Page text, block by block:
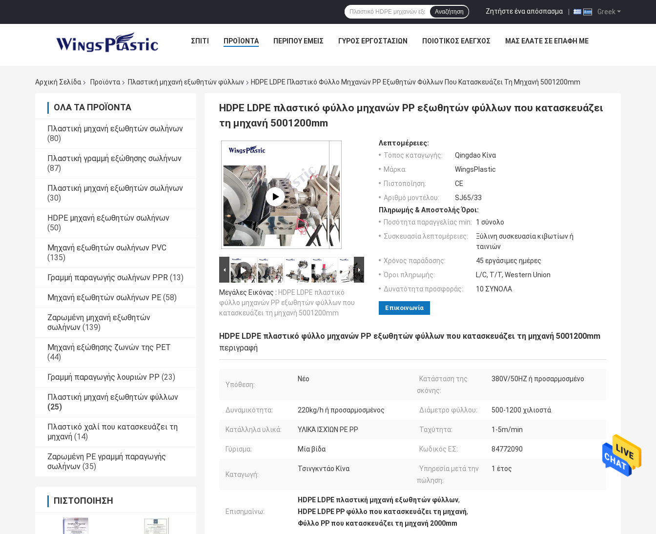
Greek
Ζητήστε ένα απόσπασμα |
Αναζήτηση
ΣΠΊΤΙ ΠΡΟΪΌΝΤΑ ΠΕΡΊΠΟΥ ΕΜΕΊΣ ΓΎΡΟΣ ΕΡΓΟΣΤΑΣΊΩΝ ΠΟΙΟΤΙΚΌΣ ΈΛΕΓΧΟΣ ΜΑΣ ΕΛΆΤΕ ΣΕ ΕΠΑΦΉ ΜΕ
Αρχική Σελίδα Προϊόντα Πλαστική μηχανή εξωθητών φύλλων HDPE LDPE Πλαστικό Φύλλο Μηχανών PP Εξωθητών Φύλλων Που Κατασκευάζει Τη Μηχανή 5001200mm
ΌΛΑ ΤΑ ΠΡΟΪΌΝΤΑ
Πλαστική μηχανή εξωθητών σωλήνων
(80)
Πλαστική γραμμή εξώθησης σωλήνων
(87)
Πλαστική μηχανή εξωθητών σωλήνων
(30)
HDPE μηχανή εξωθητών σωλήνων
(50)
Μηχανή εξωθητών σωλήνων PVC
(135)
Γραμμή παραγωγής σωλήνων PPR (13)
Μηχανή εξωθητών σωλήνων PE (58)
Ζαρωμένη μηχανή εξωθητών
σωλήνων (139)
Μηχανή εξώθησης ζωνών της PET
(44)
Γραμμή παραγωγής λουριών PP (23)
Πλαστική μηχανή εξωθητών φύλλων
(25)
Πλαστικό χαλί που κατασκευάζει τη
μηχανή (14)
Ζαρωμένη PE γραμμή παραγωγής
σωλήνων (35)
ΠΙΣΤΟΠΟΊΗΣΗ
HDPE LDPE πλαστικό φύλλο μηχανών PP εξωθητών φύλλων που κατασκευάζει
τη μηχανή 5001200mm
Μεγάλες Εικόνας : HDPE LDPE πλαστικό
φύλλο μηχανών PP εξωθητών φύλλων που
κατασκευάζει τη μηχανή 5001200mm
Λεπτομέρειες:
Τόπος καταγωγής:
Qingdao Κίνα
Μάρκα:
WingsPlastic
Πιστοποίηση:
CE
Αριθμό μοντέλου:
SJ65/33
Πληρωμής & Αποστολής Όροι:
Ποσότητα παραγγελίας min:
1 σύνολο
Συσκευασία λεπτομέρειες:
Ξύλινη συσκευασία κιβωτίων ή
ταινιών
Χρόνος παράδοσης:
45 εργάσιμες ημέρες
Όροι πληρωμής:
L/C, T/T, Western Union
Δυνατότητα προσφοράς:
10 ΣΥΝΟΛΑ
Επικοινωνία
HDPE LDPE πλαστικό φύλλο μηχανών PP εξωθητών φύλλων που κατασκευάζει τη μηχανή 5001200mm
περιγραφή
Υπόθεση:
Νέο
Κατάσταση της
σκόνης:
380V/50HZ ή προσαρμοσμένο
Δυναμικότητα: 220kg/h ή προσαρμοσμένος Διάμετρο φύλλου: 500-1200 χιλιοστά
Κατάλληλα υλικά: ΥΛΙΚΆ ΙΣΧΊΩΝ PE PP Ταχύτητα: 1-5m/min
Γύρισμα: Μία βίδα Κωδικός ΕΣ: 84772090
Καταγωγή:
Τσινγκντάο Κίνα
Υπηρεσία μετά την
πώληση:
1 έτος
Επισημαίνω:
HDPE LDPE πλαστική μηχανή εξωθητών φύλλων,
HDPE LDPE PP φύλλο που κατασκευάζει τη μηχανή,
Φύλλο PP που κατασκευάζει τη μηχανή 2000mm